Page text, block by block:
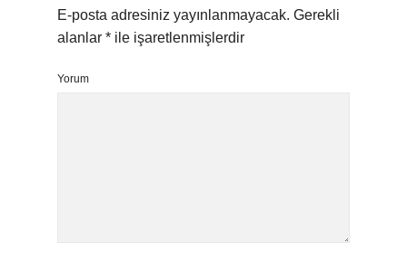
E-posta adresiniz yayınlanmayacak. Gerekli
alanlar * ile işaretlenmişlerdir
Yorum